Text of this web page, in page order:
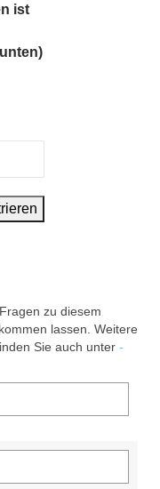
ist
zu diesem
lassen. Weitere
Sie auch unter -